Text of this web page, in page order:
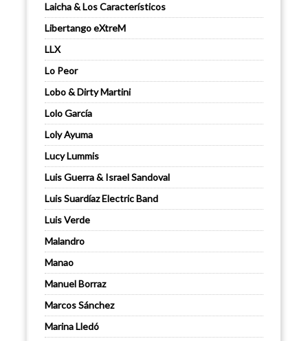
Laicha & Los Característicos
Libertango eXtreM
LLX
Lo Peor
Lobo & Dirty Martini
Lolo García
Loly Ayuma
Lucy Lummis
Luis Guerra & Israel Sandoval
Luis Suardíaz Electric Band
Luis Verde
Malandro
Manao
Manuel Borraz
Marcos Sánchez
Marina Lledó